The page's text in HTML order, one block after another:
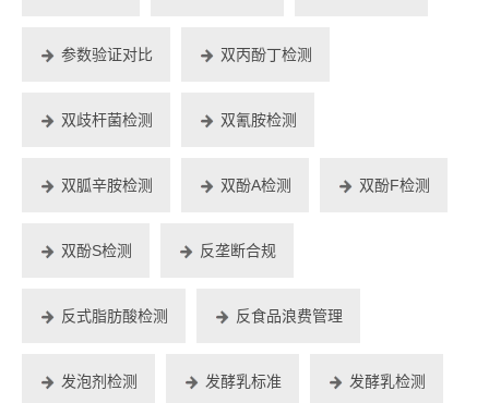
参数验证对比 双丙酚丁检测
双歧杆菌检测 双氰胺检测
双胍辛胺检测 双酚A检测 双酚F检测
双酚S检测 反垄断合规
反式脂肪酸检测 反食品浪费管理
发泡剂检测 发酵乳标准 发酵乳检测